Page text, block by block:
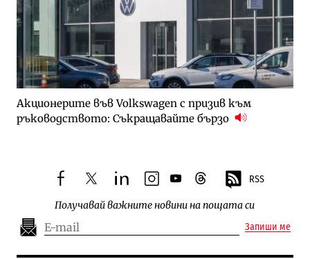
Акционерите във Volkswagen с призив към
ръководството: Съкращавайте бързо
facebooktwitterlinkedininstagram
youtubethreads RSS
Получавай важните новини на пощата си
Запиши ме